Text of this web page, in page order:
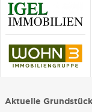
Aktuelle